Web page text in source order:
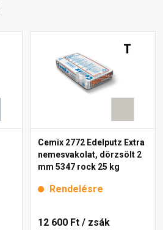
Cemix 2772 Edelputz Extra
nemesvakolat, dörzsölt 2
mm 5347 rock 25 kg
Rendelésre
12 600 Ft / zsák